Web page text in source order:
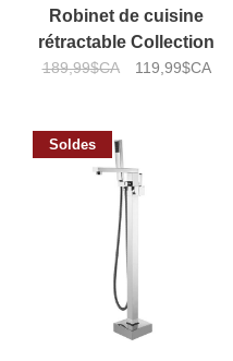
Robinet de cuisine
rétractable Collection
Ayden
189,99$CA 119,99$CA
Soldes